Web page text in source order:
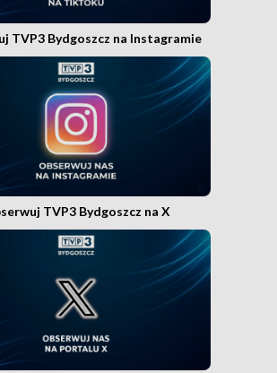
TVP3 Bydgoszcz na Instagramie
TVP3 Bydgoszcz na X